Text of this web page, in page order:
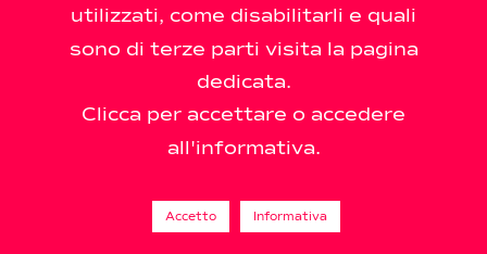
utilizzati, come disabilitarli e quali
sono di terze parti visita la pagina
dedicata.
Clicca per accettare o accedere
all'informativa.
Accetto Informativa